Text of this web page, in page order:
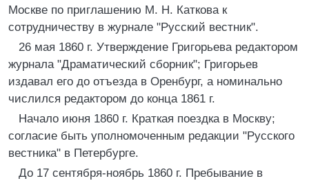
Москве по приглашению M. H. Каткова к
сотрудничеству в журнале "Русский вестник".
26 мая 1860 г. Утверждение Григорьева редактором
журнала "Драматический сборник"; Григорьев
издавал его до отъезда в Оренбург, а номинально
числился редактором до конца 1861 г.
Начало июня 1860 г. Краткая поездка в Москву;
согласие быть уполномоченным редакции "Русского
вестника" в Петербурге.
До 17 сентября-ноябрь 1860 г. Пребывание в